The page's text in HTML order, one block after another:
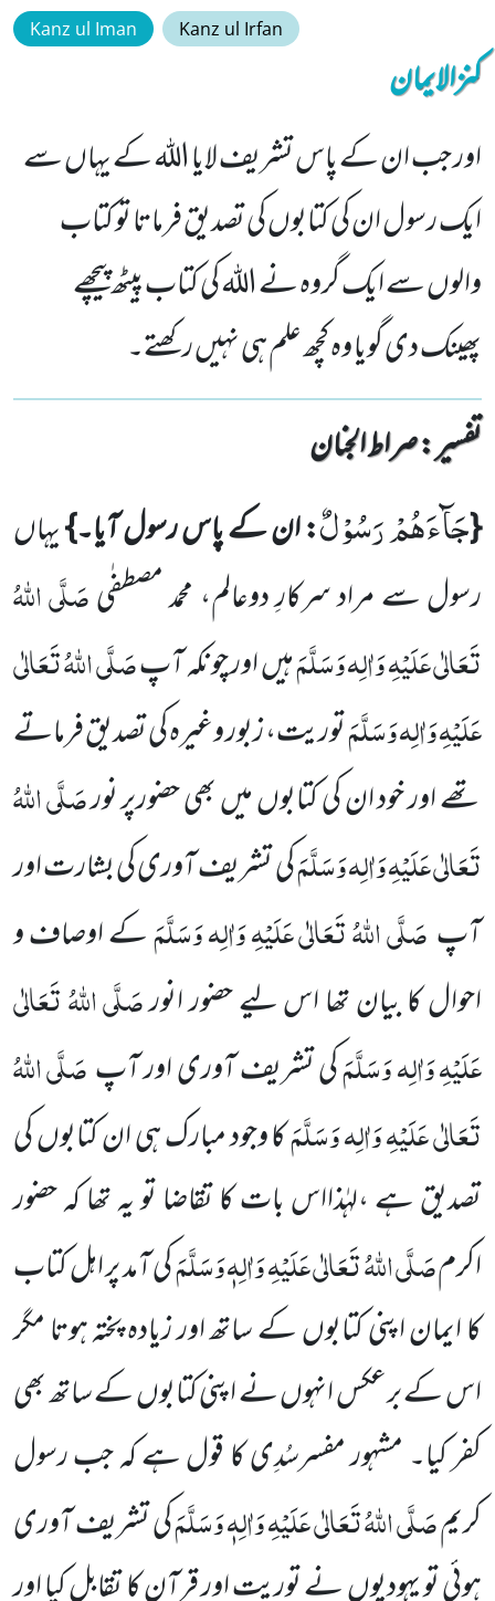
Kanz ul Iman Kanz ul Irfan
کنزالایمان
اور جب ان کے پاس تشریف لایا اللہ کے یہاں سے
ایک رسول ان کی کتابوں کی تصدیق فرماتا تو کتاب
والوں سے ایک گروہ نے اللہ کی کتاب پیٹھ پیچھے
پھینک دی گویا وہ کچھ علم ہی نہیں رکھتے۔
تفسیر : ‎صراط الجنان
{جَآءَهُمْ رَسُوْلٌ: ان کے پاس رسول آیا۔}یہاں
رسول سے مراد سرکارِ دوعالم، محمد مصطفٰیصَلَّی اللہُ
تَعَالٰی عَلَیْہِ وَاٰلِہ وَسَلَّمَہیں اور چونکہ آپصَلَّی اللہُ تَعَالٰی
عَلَیْہِ وَاٰلِہ وَسَلَّمَتوریت، زبور وغیرہ کی تصدیق فرماتے
تھے اور خود ان کی کتابوں میں بھی حضورپر نورصَلَّی اللہُ
تَعَالٰی عَلَیْہِ وَاٰلِہ وَسَلَّمَکی تشریف آوری کی بشارت اور
آپصَلَّی اللہُ تَعَالٰی عَلَیْہِ وَاٰلِہ وَسَلَّمَکے اوصاف و
احوال کا بیان تھا اس لیے حضور انورصَلَّی اللہُ تَعَالٰی
عَلَیْہِ وَاٰلِہ وَسَلَّمَکی تشریف آوری اور آپصَلَّی اللہُ
تَعَالٰی عَلَیْہِ وَاٰلِہ وَسَلَّمَکا وجود مبارک ہی ان کتابوں کی
تصدیق ہے ،لہٰذااس بات کا تقاضا تو یہ تھا کہ حضور
اکرمصَلَّی اللہُ تَعَالٰی عَلَیْہِ وَاٰلِہٖ وَسَلَّمَکی آمد پر اہل کتاب
کا ایمان اپنی کتابوں کے ساتھ اور زیادہ پختہ ہوتا مگر
اس کے برعکس انہوں نے اپنی کتابوں کے ساتھ بھی
کفر کیا۔ مشہور مفسرسُدِی کا قول ہے کہ جب رسول
کریمصَلَّی اللہُ تَعَالٰی عَلَیْہِ وَاٰلِہٖ وَسَلَّمَکی تشریف آوری
ہوئی تو یہودیوں نے توریت اور قرآن کا تقابل کیا اور